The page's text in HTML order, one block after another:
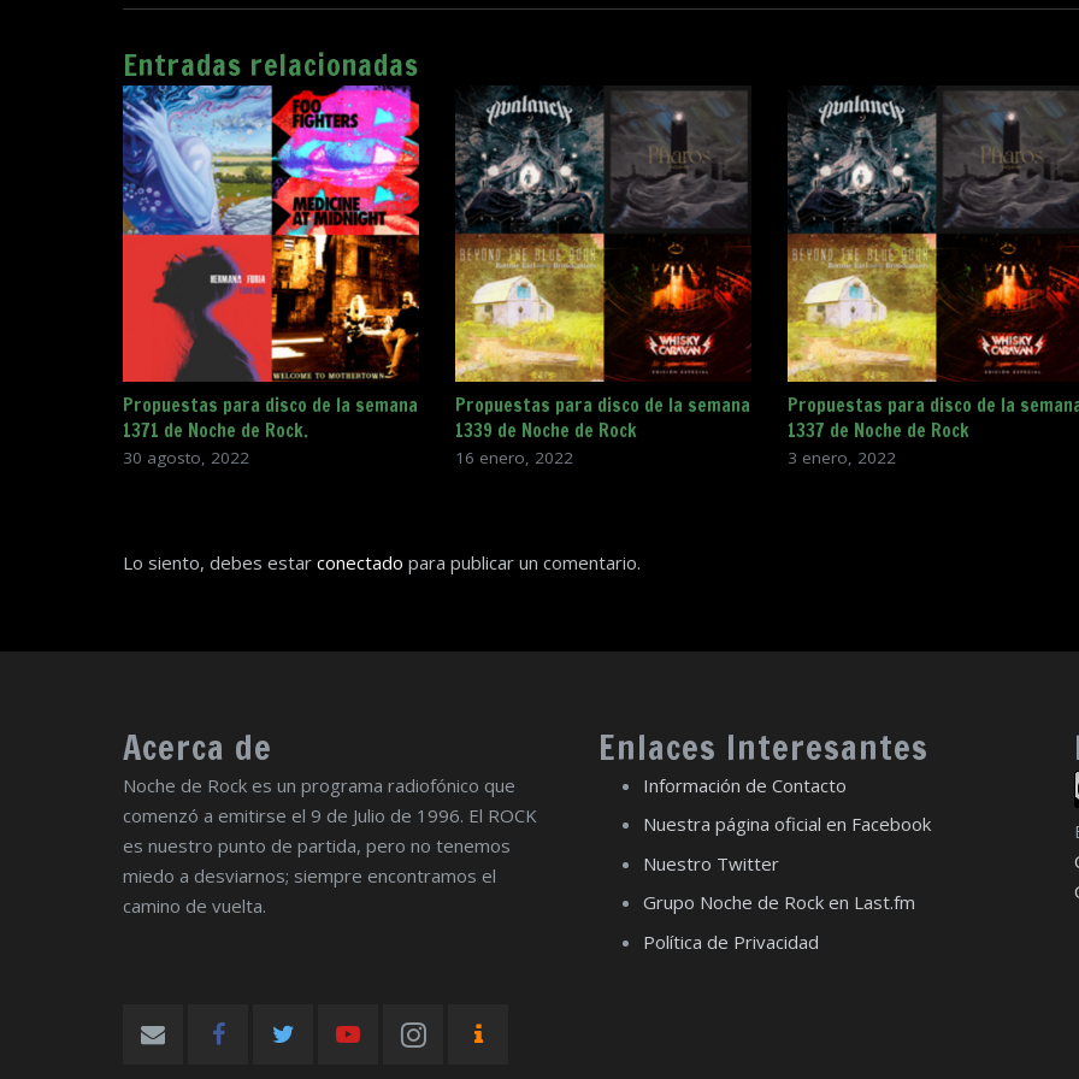
Entradas relacionadas
Propuestas para disco de la semana
1371 de Noche de Rock.
30 agosto, 2022
Propuestas para disco de la semana
1339 de Noche de Rock
16 enero, 2022
Propuestas para disco de la
1337 de Noche de Rock
3 enero, 2022
Lo siento, debes estar conectado para publicar un comentario.
Acerca de
Noche de Rock es un programa radiofónico que
comenzó a emitirse el 9 de Julio de 1996. El ROCK
es nuestro punto de partida, pero no tenemos
miedo a desviarnos; siempre encontramos el
camino de vuelta.
Enlaces Interesantes
Información de Contacto
Nuestra página oficial en Facebook
Nuestro Twitter
Grupo Noche de Rock en Last.fm
Política de Privacidad